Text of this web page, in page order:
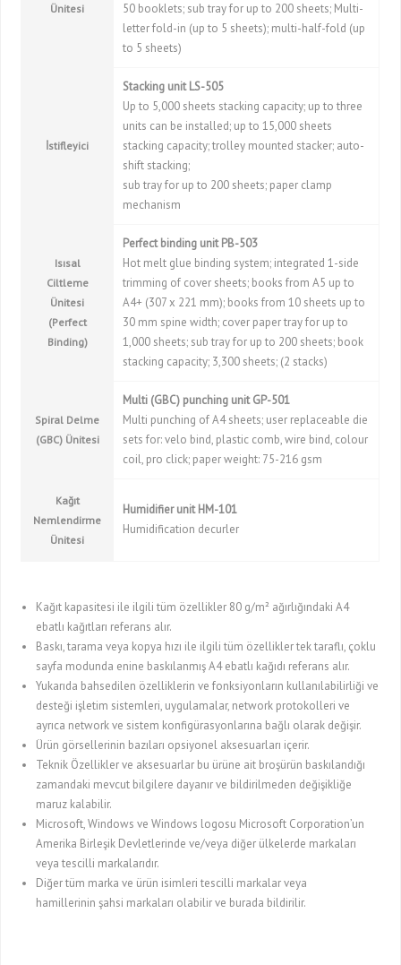
Ünitesi
50 booklets; sub tray for up to 200 sheets; Multi-
letter fold-in (up to 5 sheets); multi-half-fold (up
to 5 sheets)
İstifleyici
Stacking unit LS-505
Up to 5,000 sheets stacking capacity; up to three
units can be installed; up to 15,000 sheets
stacking capacity; trolley mounted stacker; auto-
shift stacking;
sub tray for up to 200 sheets; paper clamp
mechanism
Isısal
Ciltleme
Ünitesi
(Perfect
Binding)
Perfect binding unit PB-503
Hot melt glue binding system; integrated 1-side
trimming of cover sheets; books from A5 up to
A4+ (307 x 221 mm); books from 10 sheets up to
30 mm spine width; cover paper tray for up to
1,000 sheets; sub tray for up to 200 sheets; book
stacking capacity; 3,300 sheets; (2 stacks)
Spiral Delme
(GBC) Ünitesi
Multi (GBC) punching unit GP-501
Multi punching of A4 sheets; user replaceable die
sets for: velo bind, plastic comb, wire bind, colour
coil, pro click; paper weight: 75-216 gsm
Kağıt
Nemlendirme
Ünitesi
Humidifier unit HM-101
Humidification decurler
Kağıt kapasitesi ile ilgili tüm özellikler 80 g/m² ağırlığındaki A4
ebatlı kağıtları referans alır.
Baskı, tarama veya kopya hızı ile ilgili tüm özellikler tek taraflı, çoklu
sayfa modunda enine baskılanmış A4 ebatlı kağıdı referans alır.
Yukarıda bahsedilen özelliklerin ve fonksiyonların kullanılabilirliği ve
desteği işletim sistemleri, uygulamalar, network protokolleri ve
ayrıca network ve sistem konfigürasyonlarına bağlı olarak değişir.
Ürün görsellerinin bazıları opsiyonel aksesuarları içerir.
Teknik Özellikler ve aksesuarlar bu ürüne ait broşürün baskılandığı
zamandaki mevcut bilgilere dayanır ve bildirilmeden değişikliğe
maruz kalabilir.
Microsoft, Windows ve Windows logosu Microsoft Corporation’un
Amerika Birleşik Devletlerinde ve/veya diğer ülkelerde markaları
veya tescilli markalarıdır.
Diğer tüm marka ve ürün isimleri tescilli markalar veya
hamillerinin şahsi markaları olabilir ve burada bildirilir.